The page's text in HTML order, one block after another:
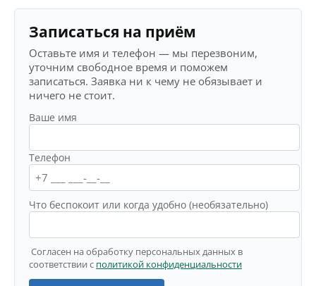
Записаться на приём
Оставьте имя и телефон — мы перезвоним,
уточним свободное время и поможем
записаться. Заявка ни к чему не обязывает и
ничего не стоит.
Ваше имя
Телефон
Что беспокоит или когда удобно (необязательно)
Согласен на обработку персональных данных в
соответствии с политикой конфиденциальности